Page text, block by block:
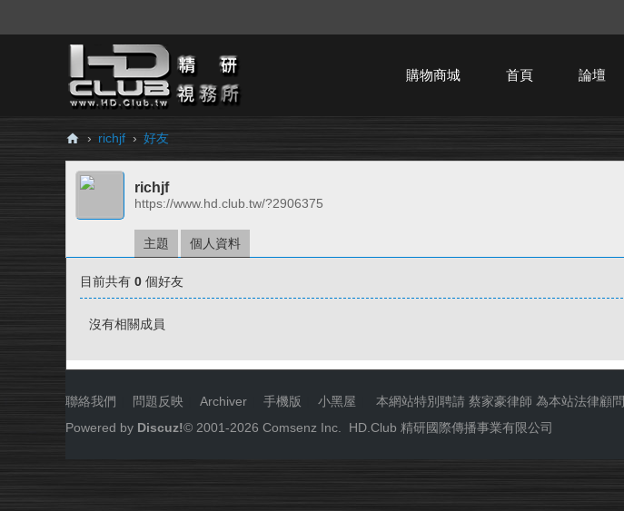
購物商城 首頁 論壇
H
Cl
所
› richjf › 好友
richjf
https://www.hd.club.tw/?2906375
主題 個人資料
目前共有 0 個好友
沒有相關成員
聯絡我們 問題反映 Archiver 手機版 小黑屋 本網站特別聘請 蔡家豪律師 為本站法律顧問
Powered by Discuz!© 2001-2026 Comsenz Inc. HD.Club 精研國際傳播事業有限公司